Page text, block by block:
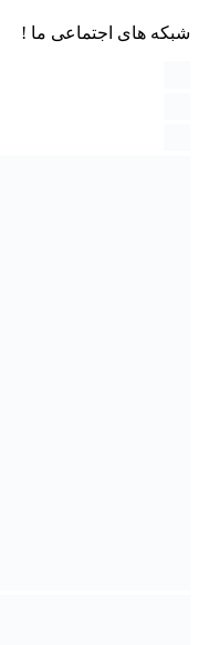
شبکه های اجتماعی ما !